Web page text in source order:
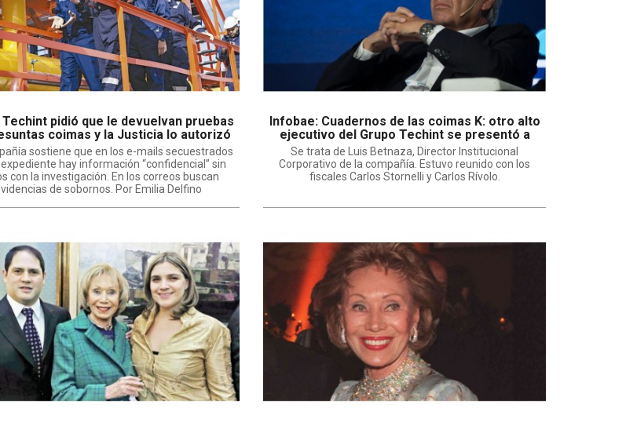
pidió que le devuelvan pruebas
coimas y la Justicia lo autorizó
sostiene que en los e-mails secuestrados
hay información “confidencial” sin
con la investigación. En los correos buscan
de sobornos. Por Emilia Delfino
Infobae: Cuadernos de las coimas K: otro alto
ejecutivo del Grupo Techint se presentó a
declarar ante los fiscales
Se trata de Luis Betnaza, Director Institucional
Corporativo de la compañía. Estuvo reunido con los
fiscales Carlos Stornelli y Carlos Rívolo.